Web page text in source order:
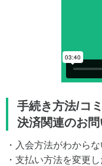
手続き方法/コ
決済関連のお
・入会方法がわからな
・支払い方法を変更